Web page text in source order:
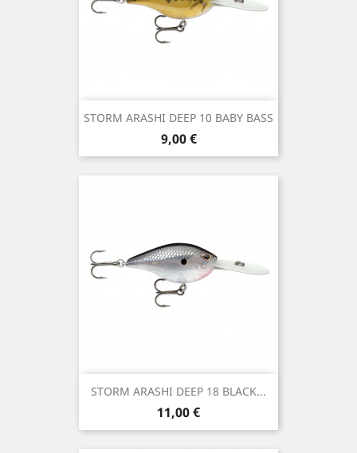
STORM ARASHI DEEP 10 BABY BASS
Precio
9,00 €
STORM ARASHI DEEP 18 BLACK...
Precio
11,00 €